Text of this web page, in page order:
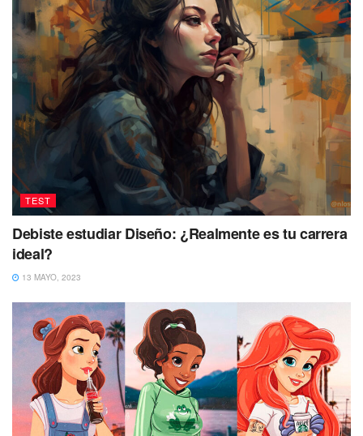
TEST
Debiste estudiar Diseño: ¿Realmente es tu carrera
ideal?
13 MAYO, 2023